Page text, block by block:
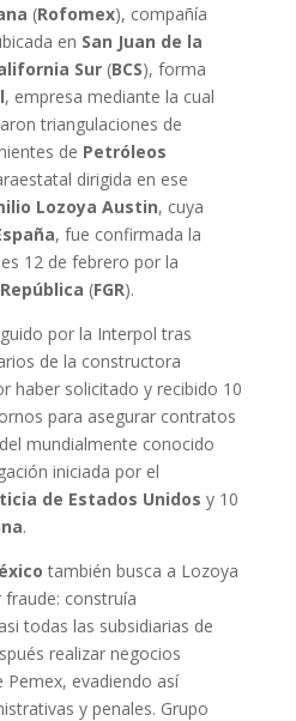
(Rofomex), compañía
en San Juan de la
Sur(BCS), forma
, empresa mediante la cual
triangulaciones de
de Petróleos
dirigida en ese
Lozoya Austin, cuya
, fue confirmada la
12 de febrero por la
(FGR).
por la Interpol tras
de la constructora
haber solicitado y recibido 10
para asegurar contratos
mundialmente conocido
iniciada por el
de Estados Unidos y 10
.
también busca a Lozoya
construía
todas las subsidiarias de
realizar negocios
evadiendo así
y penales. Grupo